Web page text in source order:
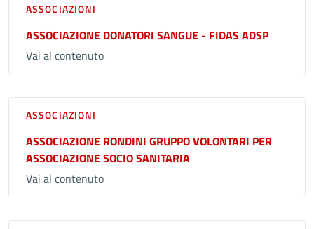
ASSOCIAZIONI
ASSOCIAZIONE DONATORI SANGUE - FIDAS ADSP
Vai al contenuto
ASSOCIAZIONI
ASSOCIAZIONE RONDINI GRUPPO VOLONTARI PER
ASSOCIAZIONE SOCIO SANITARIA
Vai al contenuto